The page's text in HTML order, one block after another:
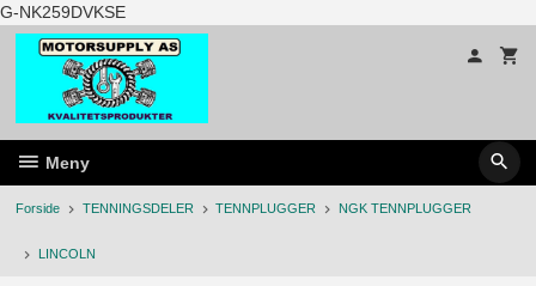
G-NK259DVKSEGå
til
innholdet
Meny
Forside TENNINGSDELER TENNPLUGGER NGK TENNPLUGGER
LINCOLN